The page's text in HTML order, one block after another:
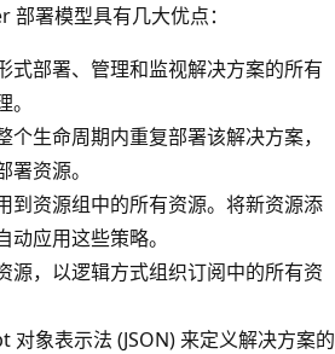
署模型具有几大优点：
式部署、管理和监视解决方案的所有
个生命周期内重复部署该解决方案，
资源。
到资源组中的所有资源。将新资源添
应用这些策略。
源，以逻辑方式组织订阅中的所有资
对象表示法 (JSON) 来定义解决方案的